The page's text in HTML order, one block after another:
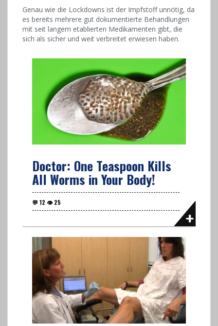
Genau wie die Lockdowns ist der Impfstoff unnötig, da
es bereits mehrere gut dokumentierte Behandlungen
mit seit langem etablierten Medikamenten gibt, die
sich als sicher und weit verbreitet erwiesen haben.
Doctor: One Teaspoon Kills
All Worms in Your Body!